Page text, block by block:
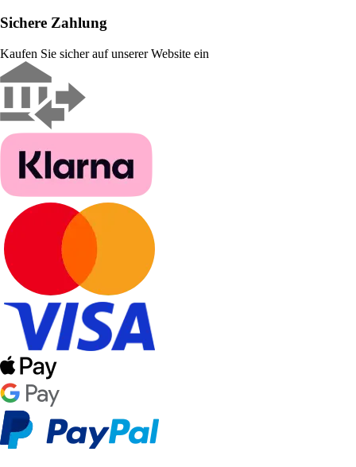
Sichere Zahlung
Kaufen Sie sicher auf unserer Website ein